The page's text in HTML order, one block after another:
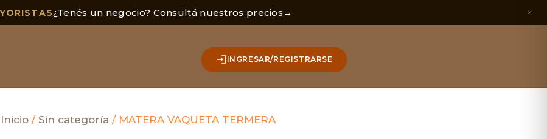
¿Tenés un negocio? Consultá nuestros precios → ×
INGRESAR/REGISTRARSE
Inicio / Sin categoría / MATERA VAQUETA TERMERA